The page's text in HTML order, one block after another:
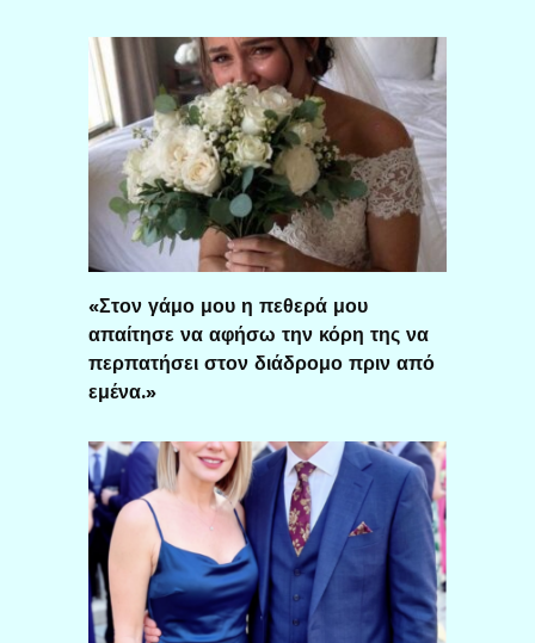
«Στον γάμο μου η πεθερά μου
απαίτησε να αφήσω την κόρη της να
περπατήσει στον διάδρομο πριν από
εμένα.»